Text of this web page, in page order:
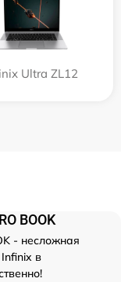
Ultra ZL12
BOOK
- несложная
в